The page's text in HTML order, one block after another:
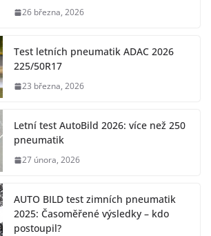
26 března, 2026
Test letních pneumatik ADAC 2026
225/50R17
23 března, 2026
Letní test AutoBild 2026: více než 250
pneumatik
27 února, 2026
AUTO BILD test zimních pneumatik
2025: Časoměřené výsledky – kdo
postoupil?